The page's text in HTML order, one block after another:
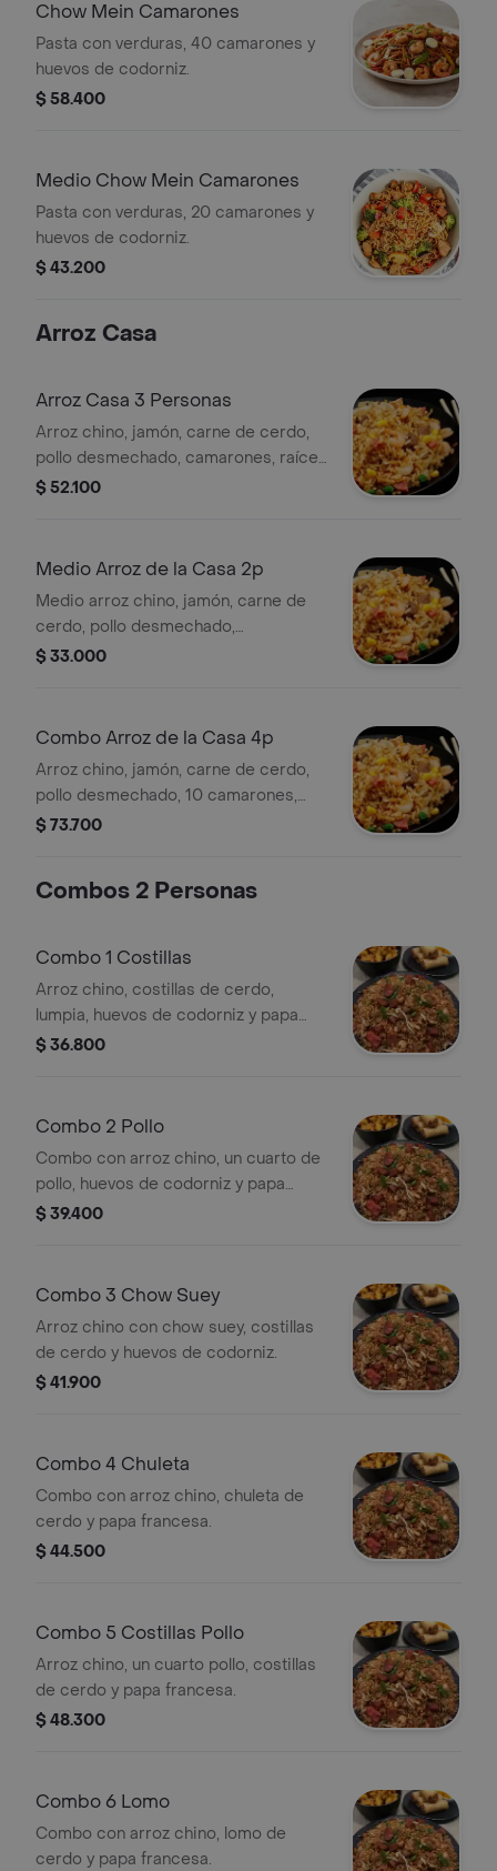
Chow Mein Camarones
Pasta con verduras, 40 camarones y
huevos de codorniz.
$ 58.400
Medio Chow Mein Camarones
Pasta con verduras, 20 camarones y
huevos de codorniz.
$ 43.200
Arroz Casa
Arroz Casa 3 Personas
Arroz chino, jamón, carne de cerdo,
pollo desmechado, camarones, raíces
y huevos de codorniz.
$ 52.100
Medio Arroz de la Casa 2p
Medio arroz chino, jamón, carne de
cerdo, pollo desmechado,
camarones, raíces y huevos de
$ 33.000
Combo Arroz de la Casa 4p
Arroz chino, jamón, carne de cerdo,
pollo desmechado, 10 camarones,
raíces, huevos de codorniz, medio
$ 73.700
Combos 2 Personas
Combo 1 Costillas
Arroz chino, costillas de cerdo,
lumpia, huevos de codorniz y papa
francesa.
$ 36.800
Combo 2 Pollo
Combo con arroz chino, un cuarto de
pollo, huevos de codorniz y papa
francesa.
$ 39.400
Combo 3 Chow Suey
Arroz chino con chow suey, costillas
de cerdo y huevos de codorniz.
$ 41.900
Combo 4 Chuleta
Combo con arroz chino, chuleta de
cerdo y papa francesa.
$ 44.500
Combo 5 Costillas Pollo
Arroz chino, un cuarto pollo, costillas
de cerdo y papa francesa.
$ 48.300
Combo 6 Lomo
Combo con arroz chino, lomo de
cerdo y papa francesa.